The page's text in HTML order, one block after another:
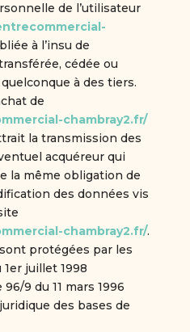
de l’utilisateur
à l’insu de
cédée ou
à des tiers.
de
chambray2.fr/
la transmission des
acquéreur qui
la même obligation de
des données vis
chambray2.fr/.
protégées par les
juillet 1998
9 du 11 mars 1996
des bases de